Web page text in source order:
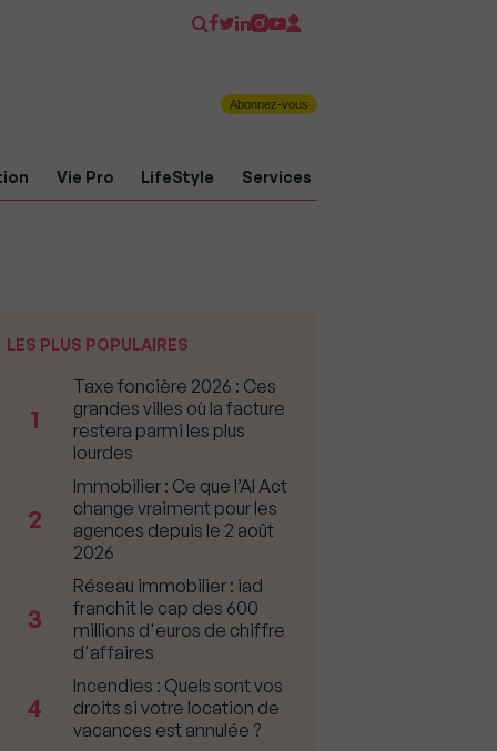
Abonnez-vous
Vie Pro LifeStyle Services
LES PLUS POPULAIRES
1
Taxe foncière 2026 : Ces
grandes villes où la facture
restera parmi les plus
lourdes
2
Immobilier : Ce que l’AI Act
change vraiment pour les
agences depuis le 2 août
2026
3
Réseau immobilier : iad
franchit le cap des 600
millions d'euros de chiffre
d'affaires
4
Incendies : Quels sont vos
droits si votre location de
vacances est annulée ?